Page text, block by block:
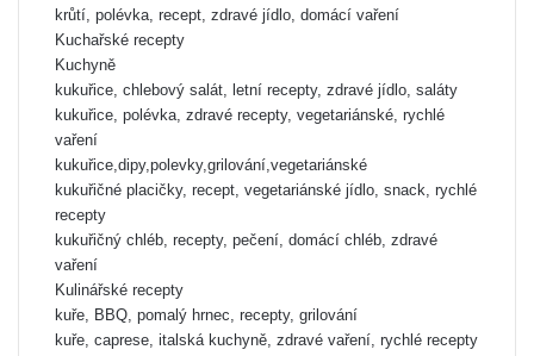
krůtí, polévka, recept, zdravé jídlo, domácí vaření
Kuchařské recepty
Kuchyně
kukuřice, chlebový salát, letní recepty, zdravé jídlo, saláty
kukuřice, polévka, zdravé recepty, vegetariánské, rychlé
vaření
kukuřice,dipy,polevky,grilování,vegetariánské
kukuřičné placičky, recept, vegetariánské jídlo, snack, rychlé
recepty
kukuřičný chléb, recepty, pečení, domácí chléb, zdravé
vaření
Kulinářské recepty
kuře, BBQ, pomalý hrnec, recepty, grilování
kuře, caprese, italská kuchyně, zdravé vaření, rychlé recepty